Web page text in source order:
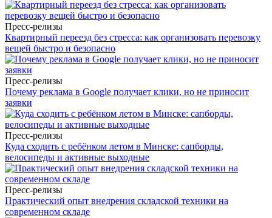
Пресс-релизы
Квартирный переезд без стресса: как организовать перевозку
вещей быстро и безопасно
Пресс-релизы
Почему реклама в Google получает клики, но не приносит
заявки
Пресс-релизы
Куда сходить с ребёнком летом в Минске: сапборды,
велосипеды и активные выходные
Пресс-релизы
Практический опыт внедрения складской техники на
современном складе